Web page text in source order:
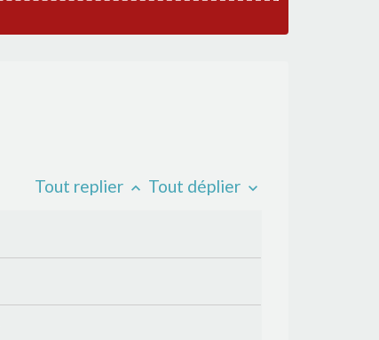
Tout replier keyboard_arrow_up Tout déplier keyboard_arrow_down